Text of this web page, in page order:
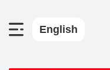
English